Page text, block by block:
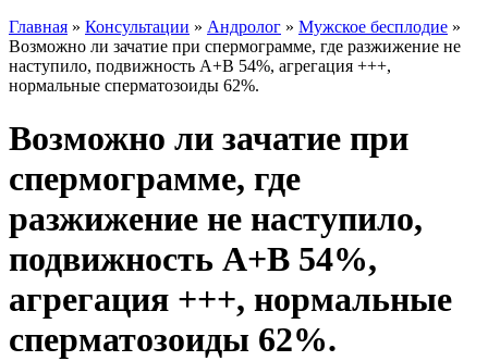
Главная » Консультации » Андролог » Мужское бесплодие »
Возможно ли зачатие при спермограмме, где разжижение не
наступило, подвижность А+В 54%, агрегация +++,
нормальные сперматозоиды 62%.
Возможно ли зачатие при
спермограмме, где
разжижение не наступило,
подвижность А+В 54%,
агрегация +++, нормальные
сперматозоиды 62%.